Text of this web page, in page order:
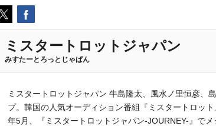
ミスタートロットジャパン
みすたーとろっとじゃぱん
ミスタートロットジャパン 牛島隆太、風水ノ里恒彦、
プ。韓国の人気オーディション番組『ミスタートロッ
年5月、『ミスタートロットジャパン-JOURNEY-』でメ